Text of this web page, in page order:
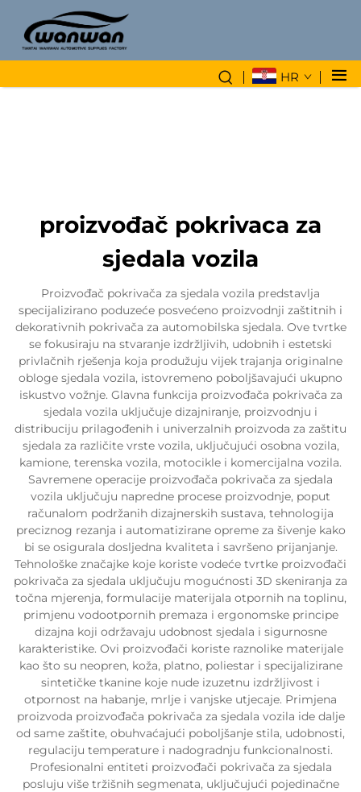
HR
proizvođač pokrivaca za
sjedala vozila
Proizvođač pokrivača za sjedala vozila predstavlja
specijalizirano poduzeće posvećeno proizvodnji zaštitnih i
dekorativnih pokrivača za automobilska sjedala. Ove tvrtke
se fokusiraju na stvaranje izdržljivih, udobnih i estetski
privlačnih rješenja koja produžuju vijek trajanja originalne
obloge sjedala vozila, istovremeno poboljšavajući ukupno
iskustvo vožnje. Glavna funkcija proizvođača pokrivača za
sjedala vozila uključuje dizajniranje, proizvodnju i
distribuciju prilagođenih i univerzalnih proizvoda za zaštitu
sjedala za različite vrste vozila, uključujući osobna vozila,
kamione, terenska vozila, motocikle i komercijalna vozila.
Savremene operacije proizvođača pokrivača za sjedala
vozila uključuju napredne procese proizvodnje, poput
računalom podržanih dizajnerskih sustava, tehnologija
preciznog rezanja i automatizirane opreme za šivenje kako
bi se osigurala dosljedna kvaliteta i savršeno prijanjanje.
Tehnološke značajke koje koriste vodeće tvrtke proizvođači
pokrivača za sjedala uključuju mogućnosti 3D skeniranja za
točna mjerenja, formulacije materijala otpornih na toplinu,
primjenu vodootpornih premaza i ergonomske principe
dizajna koji održavaju udobnost sjedala i sigurnosne
karakteristike. Ovi proizvođači koriste raznolike materijale
kao što su neopren, koža, platno, poliestar i specijalizirane
sintetičke tkanine koje nude izuzetnu izdržljivost i
otpornost na habanje, mrlje i vanjske utjecaje. Primjena
proizvoda proizvođača pokrivača za sjedala vozila ide dalje
od same zaštite, obuhvaćajući poboljšanje stila, udobnosti,
regulaciju temperature i nadogradnju funkcionalnosti.
Profesionalni entiteti proizvođači pokrivača za sjedala
posluju više tržišnih segmenata, uključujući pojedinačne